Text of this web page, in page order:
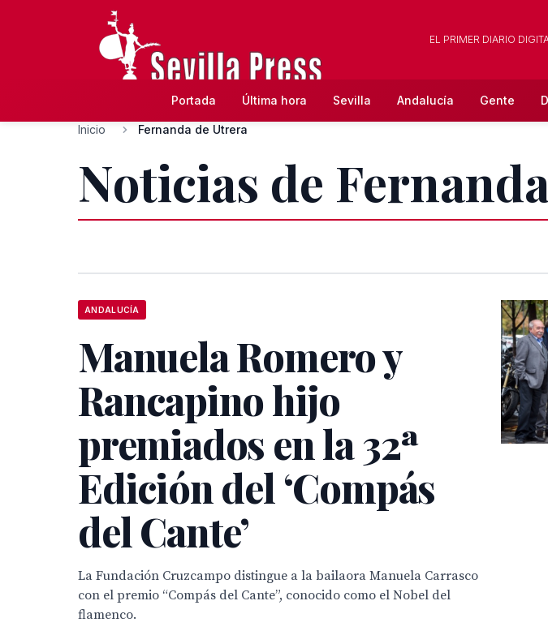
EL PRIMER DIARIO
Portada Última hora Sevilla Andalucía Gente
Inicio Fernanda de Utrera
Noticias de
ANDALUCÍA
Manuela Romero y
Rancapino hijo
premiados en la 32ª
Edición del ‘Compás
del Cante’
La Fundación Cruzcampo distingue a la bailaora Manuela Carrasco
con el premio “Compás del Cante”, conocido como el Nobel del
flamenco.